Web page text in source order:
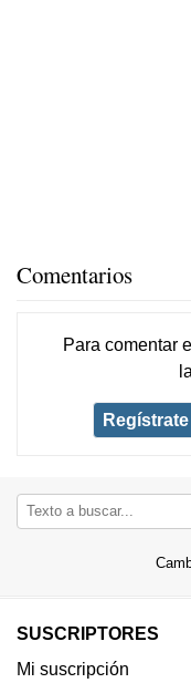
Comentarios
Para comentar
SUSCRIPTORES
Mi suscripción